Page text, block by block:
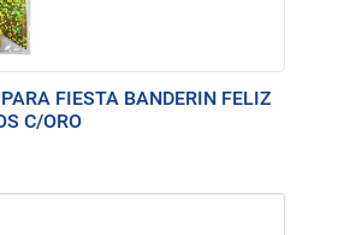
FIESTA BANDERIN FELIZ
C/ORO